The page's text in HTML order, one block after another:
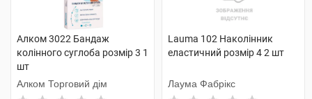
Алком 3022 Бандаж
колінного суглоба розмір 3 1
шт
Алком Торговий дім
Lauma 102 Наколінник
еластичний розмір 4 2 шт
Лаума Фабрікс